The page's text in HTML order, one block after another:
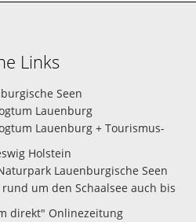
Links
Seen
Lauenburg
Lauenburg + Tourismus-
Holstein
Lauenburgische Seen
um den Schaalsee auch bis
direkt" Onlinezeitung